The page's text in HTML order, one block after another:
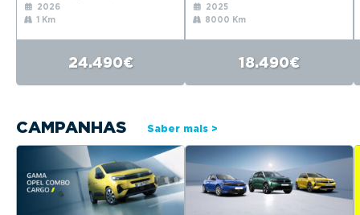
2026
1 Km
24.490€
2025
8000 Km
18.490€
CAMPANHAS Saber mais >